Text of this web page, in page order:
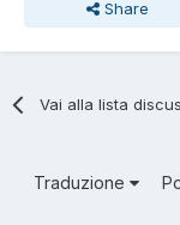
Share
Vai alla lista
Traduzione